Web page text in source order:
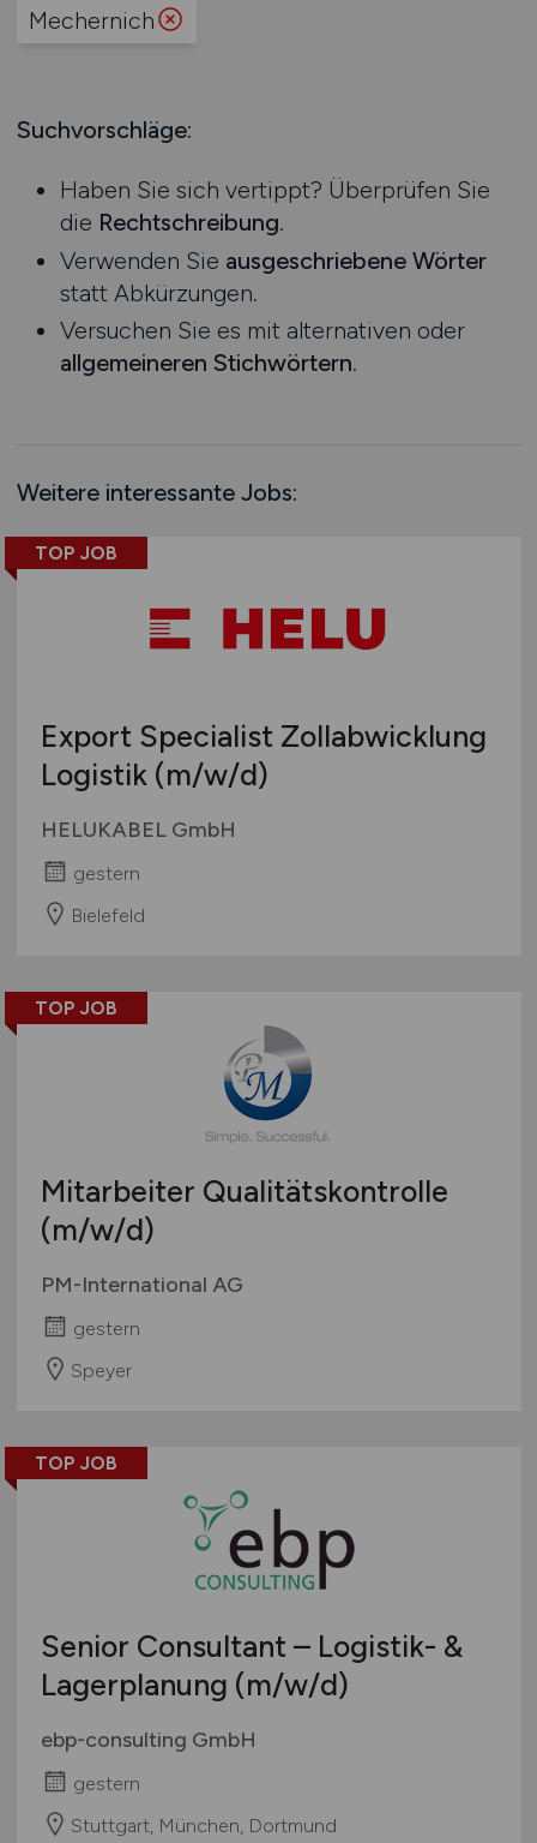
Prozessplanung / Steuerung
Supply Chain Management
Vertrieb / Verkauf / Handel
Zoll / Behörden
Sonstige
Praktikum
Hessen
Nordrhein-Westfalen
Saarland
Sachsen
Sachsen-Anhalt
Schleswig-Holstein
Thüringen
Deutschlandweit
Europa
Mechernich
Suchvorschläge:
Haben Sie sich vertippt? Überprüfen Sie
die Rechtschreibung.
Verwenden Sie ausgeschriebene Wörter
statt Abkürzungen.
Versuchen Sie es mit alternativen oder
allgemeineren Stichwörtern.
Weitere interessante Jobs:
TOP JOB
Export Specialist Zollabwicklung
Logistik (m/w/d)
HELUKABEL GmbH
gestern
Bielefeld
TOP JOB
Mitarbeiter Qualitätskontrolle
(m/w/d)
PM-International AG
gestern
Speyer
TOP JOB
Senior Consultant – Logistik- &
Lagerplanung (m/w/d)
ebp-consulting GmbH
gestern
Stuttgart, München, Dortmund